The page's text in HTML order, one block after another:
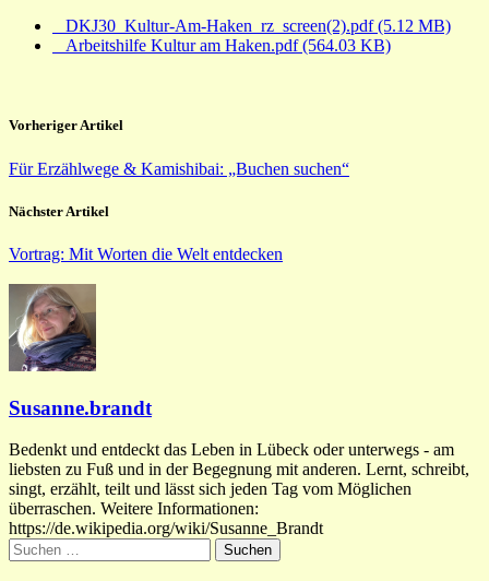
DKJ30_Kultur-Am-Haken_rz_screen(2).pdf (5.12 MB)
Arbeitshilfe Kultur am Haken.pdf (564.03 KB)
Vorheriger Artikel
Für Erzählwege & Kamishibai: „Buchen suchen“
Nächster Artikel
Vortrag: Mit Worten die Welt entdecken
Susanne.brandt
Bedenkt und entdeckt das Leben in Lübeck oder unterwegs - am
liebsten zu Fuß und in der Begegnung mit anderen. Lernt, schreibt,
singt, erzählt, teilt und lässt sich jeden Tag vom Möglichen
überraschen. Weitere Informationen:
https://de.wikipedia.org/wiki/Susanne_Brandt
Suchen
nach: